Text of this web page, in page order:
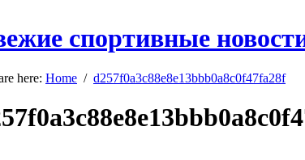
спортивные
here: Home / d257f0a3c88e8e13bbb0a8c0f47fa28f